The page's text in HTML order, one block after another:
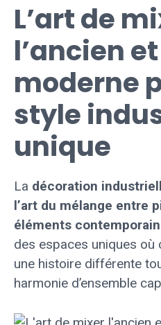
L’art de
l’ancien
moderne
style
unique
La décoration
l’art du mélange entre
éléments
des espaces uniques où
une histoire différente
harmonie d’ensemble